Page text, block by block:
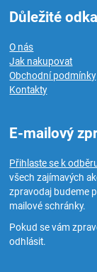
Důležité
O nás
Jak nakupovat
Obchodní podmínky
Kontakty
E-mailový
Přihlaste se k
všech zajímavých
zpravodaj budeme
mailové schránky.
Pokud se vám
odhlásit.